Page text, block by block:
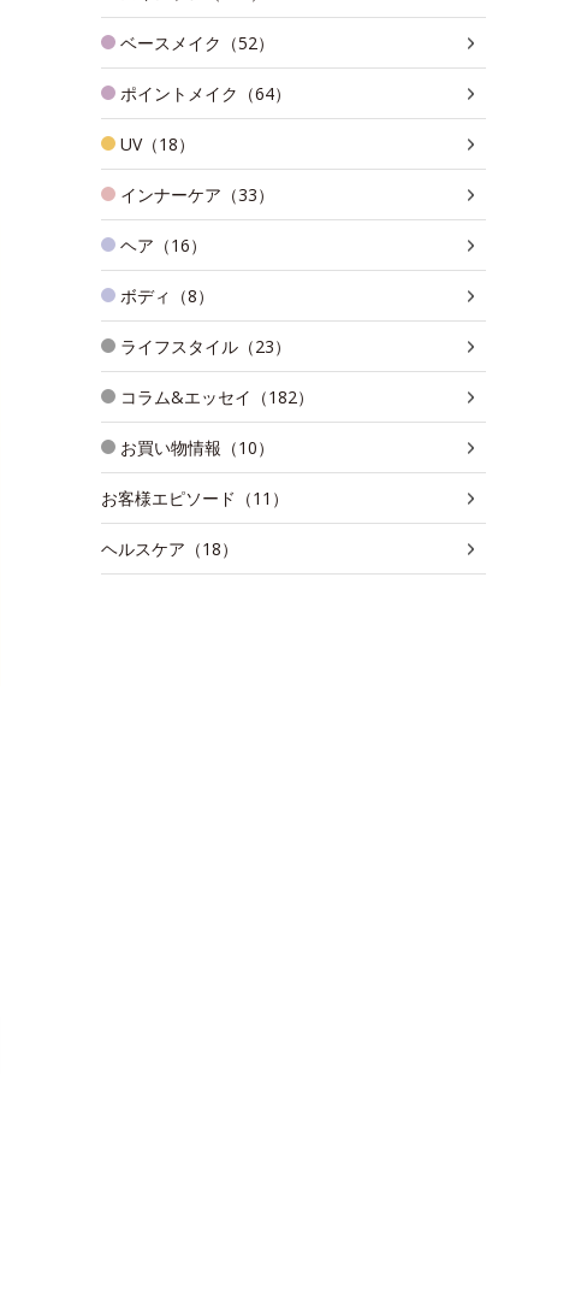
ベースメイク（52）
ポイントメイク（64）
UV（18）
インナーケア（33）
ヘア（16）
ボディ（8）
ライフスタイル（23）
コラム&エッセイ（182）
お買い物情報（10）
お客様エピソード（11）
ヘルスケア（18）